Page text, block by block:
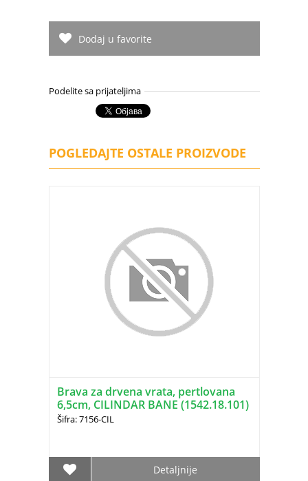
Dodaj u favorite
Podelite sa prijateljima
POGLEDAJTE OSTALE PROIZVODE
Brava za drvena vrata, pertlovana
6,5cm, CILINDAR BANE (1542.18.101)
Šifra: 7156-CIL
Detaljnije